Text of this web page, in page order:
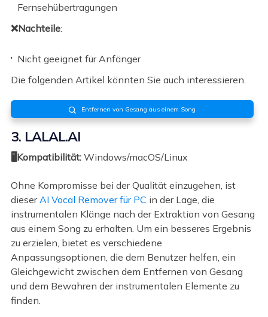
Fernsehübertragungen
❌Nachteile:
Nicht geeignet für Anfänger
Die folgenden Artikel könnten Sie auch interessieren.
 Entfernen von Gesang aus einem Song
3. LALAL.AI
🖥️Kompatibilität:Windows/macOS/Linux
Ohne Kompromisse bei der Qualität einzugehen, ist
dieser AI Vocal Remover für PC in der Lage, die
instrumentalen Klänge nach der Extraktion von Gesang
aus einem Song zu erhalten. Um ein besseres Ergebnis
zu erzielen, bietet es verschiedene
Anpassungsoptionen, die dem Benutzer helfen, ein
Gleichgewicht zwischen dem Entfernen von Gesang
und dem Bewahren der instrumentalen Elemente zu
finden.